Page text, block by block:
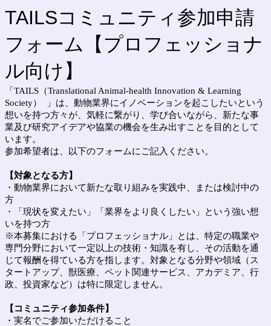
TAILSコミュニティ参加申請
フォーム【プロフェッショナ
ル向け】
「TAILS（Translational Animal-health Innovation & Learning
Society） 」は、動物業界にイノベーションを起こしたいという
想いを持つ方々が、気軽に繋がり、学び合いながら、新たな事
業及び研究アイデアや協業の機会を生み出すことを目的として
います。
参加希望者は、以下のフォームにご記入ください。
【対象となる方】
・動物業界において新たな取り組みを実践中、または検討中の
方
・「現状を変えたい」「業界をより良くしたい」という強い想
いを持つ方
※本募集における「プロフェッショナル」とは、特定の職業や
専門分野において一定以上の技術・知識を有し、その活動を通
じて報酬を得ている方を指します。対象となる分野や領域（ス
タートアップ、獣医療、ペット関連サービス、アカデミア、行
政、投資家など）は特に限定しません。
【コミュニティ参加条件】
・実名でご参加いただけること